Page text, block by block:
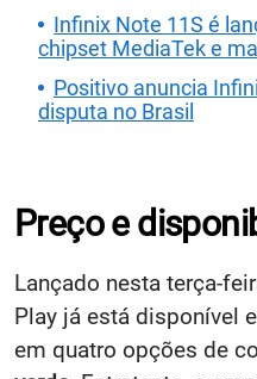
Infinix Note 11S é
chipset MediaTek e
Positivo anuncia
disputa no Brasil
Preço e
Lançado nesta terça-
Play já está disponível
em quatro opções de